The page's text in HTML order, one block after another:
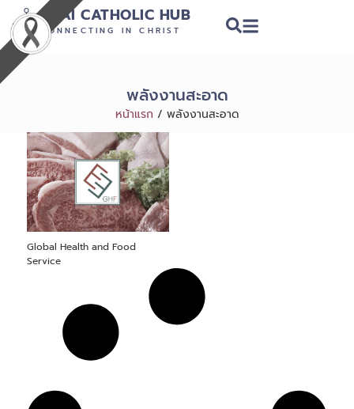
THAI CATHOLIC HUB
CONNECTING IN CHRIST
พลังงานสะอาด
หน้าแรก / พลังงานสะอาด
Global Health and Food
Service